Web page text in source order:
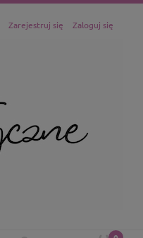
Zarejestruj się Zaloguj się